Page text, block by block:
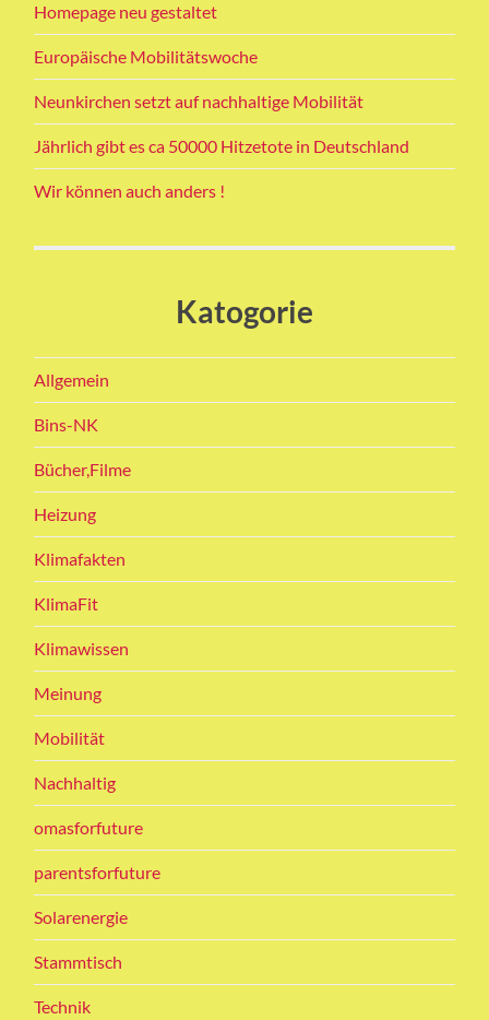
Homepage neu gestaltet
Europäische Mobilitätswoche
Neunkirchen setzt auf nachhaltige Mobilität
Jährlich gibt es ca 50000 Hitzetote in Deutschland
Wir können auch anders !
Katogorie
Allgemein
Bins-NK
Bücher,Filme
Heizung
Klimafakten
KlimaFit
Klimawissen
Meinung
Mobilität
Nachhaltig
omasforfuture
parentsforfuture
Solarenergie
Stammtisch
Technik